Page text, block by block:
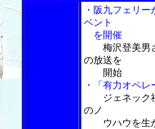
・阪九フェリ
ベント
を開催
梅沢登美男
の放送を
開始
・「有力オペ
ジェネック
のノ
ウハウを生